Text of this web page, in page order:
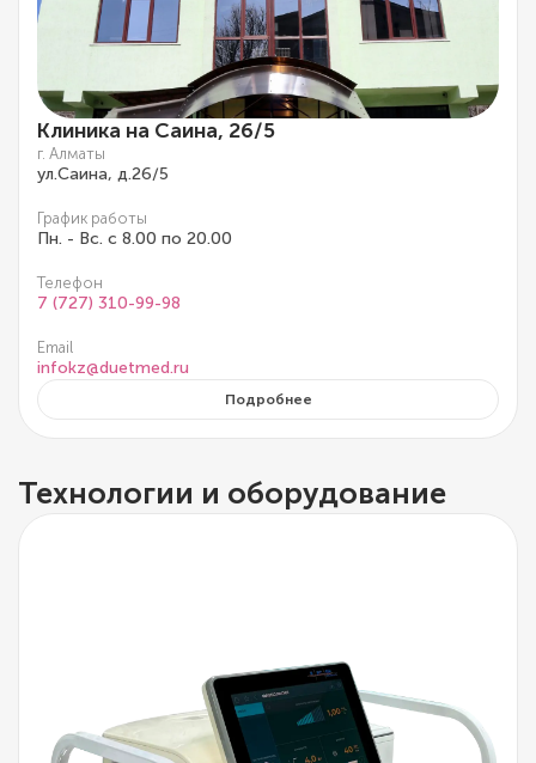
Клиника на Саина, 26/5
г. Алматы
ул.Саина, д.26/5
График работы
Пн. - Вс. с 8.00 по 20.00
Телефон
7 (727) 310-99-98
Email
infokz@duetmed.ru
Подробнее
Технологии и оборудование